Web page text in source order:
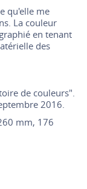
qu'elle me
La couleur
en tenant
des
de couleurs".
2016.
mm, 176